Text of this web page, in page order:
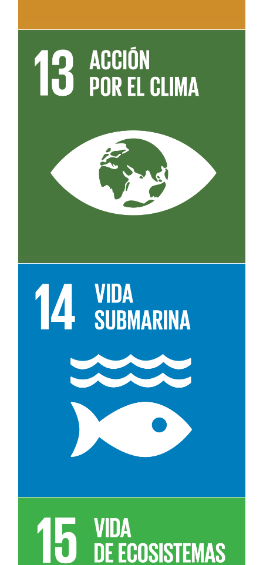
Leer más sobre el objetivo 13
Leer más sobre el objetivo 14